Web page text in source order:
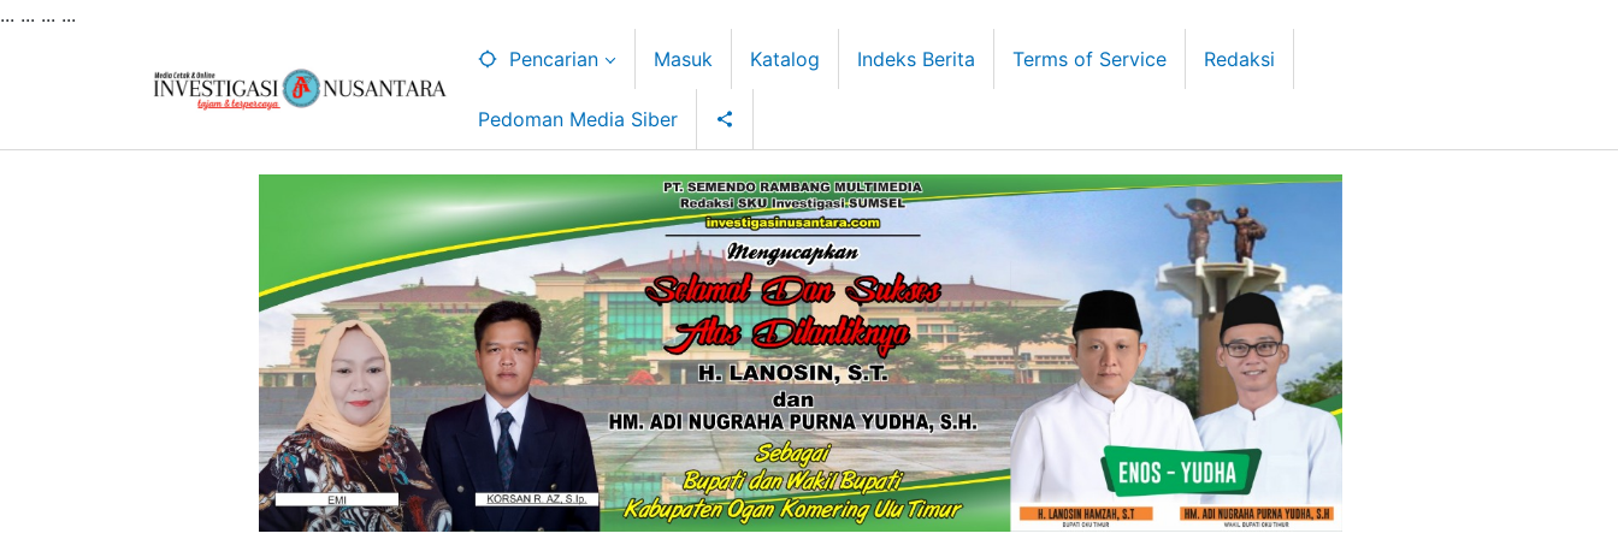
... ... ... ...
Pencarian Masuk Katalog Indeks Berita Terms of Service Redaksi
Pedoman Media Siber